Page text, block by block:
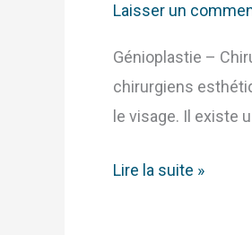
Laisser un
Génioplastie –
chirurgiens
le visage. Il existe
Lire la suite »